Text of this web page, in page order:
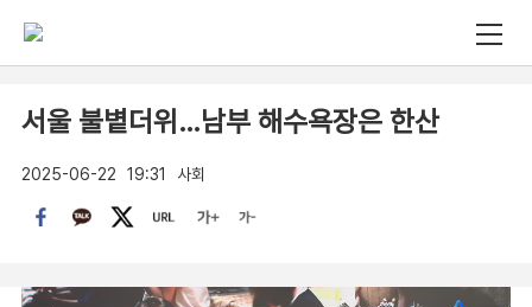
서울 불볕더위…남부 해수욕장은 한산
2025-06-22 19:31 사회